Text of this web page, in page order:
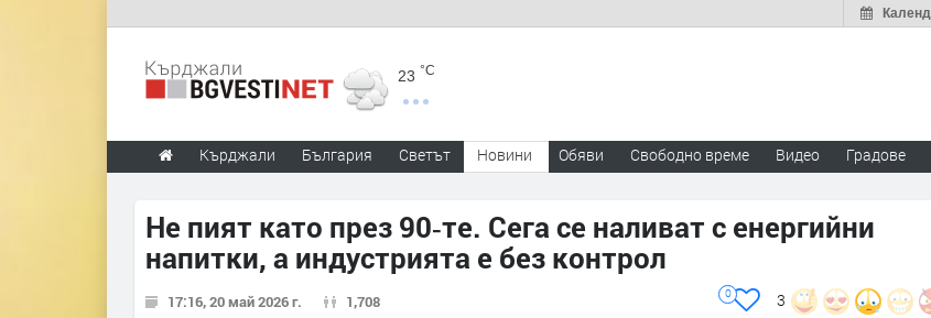
23 °C
Кърджали България Светът Новини Обяви Свободно време Видео Градове
Не пият като през 90‑те. Сега се наливат с енергийни
напитки, а индустрията е без контрол
17:16, 20 май 2026 г. 1,708 3
0